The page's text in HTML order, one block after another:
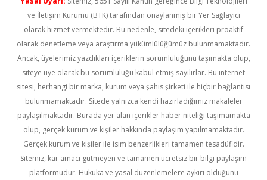
ve İletişim Kurumu (BTK) tarafından onaylanmış bir Yer Sağlayıcı
olarak hizmet vermektedir. Bu nedenle, sitedeki içerikleri proaktif
olarak denetleme veya araştırma yükümlülüğümüz bulunmamaktadır.
Ancak, üyelerimiz yazdıkları içeriklerin sorumluluğunu taşımakta olup,
siteye üye olarak bu sorumluluğu kabul etmiş sayılırlar. Bu internet
sitesi, herhangi bir marka, kurum veya şahıs şirketi ile hiçbir bağlantısı
bulunmamaktadır. Sitede yalnızca kendi hazırladığımız makaleler
paylaşılmaktadır. Burada yer alan içerikler haber niteliği taşımamakta
olup, gerçek kurum ve kişiler hakkında paylaşım yapılmamaktadır.
Gerçek kurum ve kişiler ile isim benzerlikleri tamamen tesadüfidir.
Sitemiz, kar amacı gütmeyen ve tamamen ücretsiz bir bilgi paylaşım
platformudur. Hukuka ve yasal düzenlemelere aykırı olduğunu